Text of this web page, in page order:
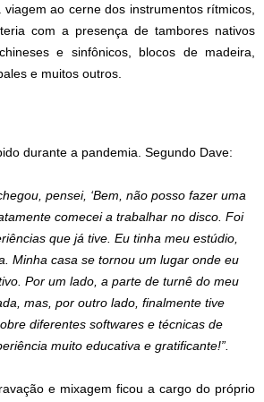
viagem ao cerne dos instrumentos rítmicos,
com a presença de tambores nativos
e sinfônicos, blocos de madeira,
e muitos outros.
durante a pandemia. Segundo Dave:
pensei, ‘Bem, não posso fazer uma
comecei a trabalhar no disco. Foi
que já tive. Eu tinha meu estúdio,
Minha casa se tornou um lugar onde eu
Por um lado, a parte de turnê do meu
mas, por outro lado, finalmente tive
diferentes softwares e técnicas de
muito educativa e gratificante!”.
e mixagem ficou a cargo do próprio